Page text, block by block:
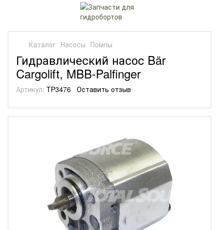
Каталог Насосы Помпы
Гидравлический насос Bär
Cargolift, MBB-Palfinger
Артикул: TP3476 Оставить отзыв